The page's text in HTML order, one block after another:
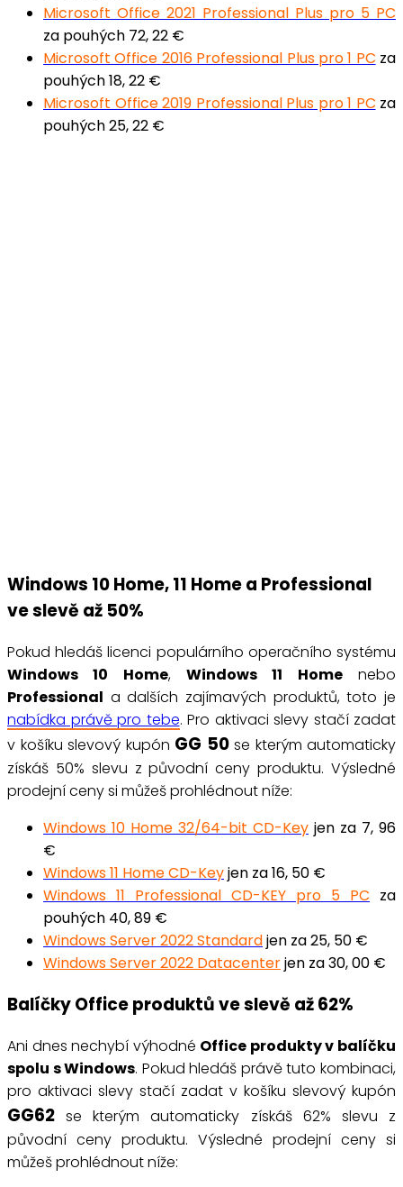
Microsoft Office 2021 Professional Plus pro 5 PC
za pouhých 72, 22 €
Microsoft Office 2016 Professional Plus pro 1 PC za
pouhých 18, 22 €
Microsoft Office 2019 Professional Plus pro 1 PC za
pouhých 25, 22 €
Windows 10 Home, 11 Home a Professional
ve slevě až 50%
Pokud hledáš licenci populárního operačního systému
Windows 10 Home,Windows 11 Homenebo
Professional a dalších zajímavých produktů, toto je
nabídka právě pro tebe. Pro aktivaci slevy stačí zadat
v košíku slevový kupón GG 50se kterým automaticky
získáš 50% slevu z původní ceny produktu. Výsledné
prodejní ceny si můžeš prohlédnout níže:
Windows 10 Home 32/64-bit CD-Key jen za 7, 96
€
Windows 11 Home CD-Keyjen za 16, 50 €
Windows 11 Professional CD-KEY pro 5 PC za
pouhých 40, 89 €
Windows Server 2022 Standardjen za 25, 50 €
Windows Server 2022 Datacenterjen za 30, 00 €
Balíčky Office produktů ve slevě až 62%
Ani dnes nechybí výhodné Office produkty v balíčku
spolu s Windows. Pokud hledáš právě tuto kombinaci,
pro aktivaci slevy stačí zadat v košíku slevový kupón
GG62 se kterým automaticky získáš 62% slevu z
původní ceny produktu. Výsledné prodejní ceny si
můžeš prohlédnout níže: